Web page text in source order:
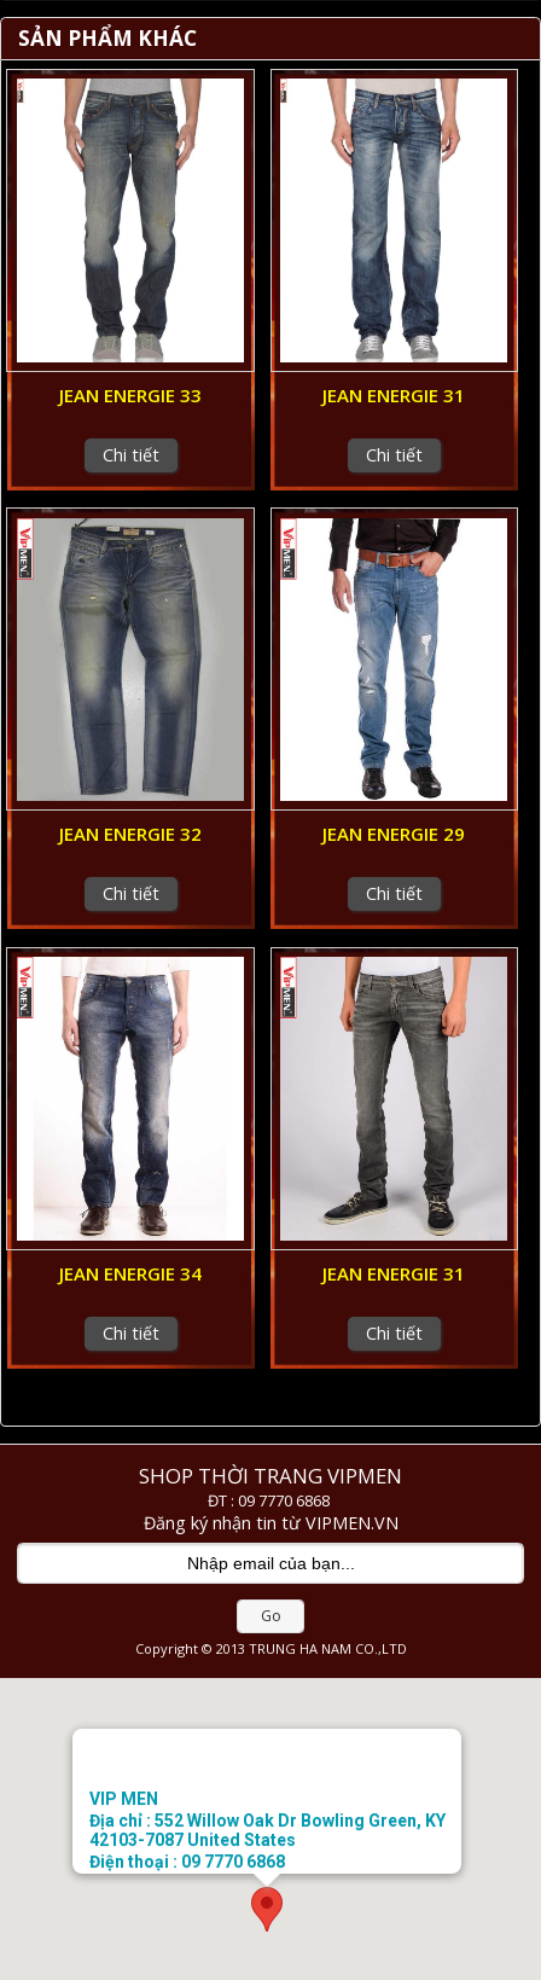
SẢN PHẨM KHÁC
JEAN ENERGIE 33
Chi tiết
JEAN ENERGIE 31
Chi tiết
JEAN ENERGIE 32
Chi tiết
JEAN ENERGIE 29
Chi tiết
JEAN ENERGIE 34
Chi tiết
JEAN ENERGIE 31
Chi tiết
SHOP THỜI TRANG VIPMEN
ĐT : 09 7770 6868
Đăng ký nhận tin từ VIPMEN.VN
Go
Copyright © 2013 TRUNG HA NAM CO.,LTD
VIP MEN
Địa chỉ : 552 Willow Oak Dr Bowling Green, KY
42103-7087 United States
Điện thoại : 09 7770 6868
Email : doanhongtkt@gmail.com